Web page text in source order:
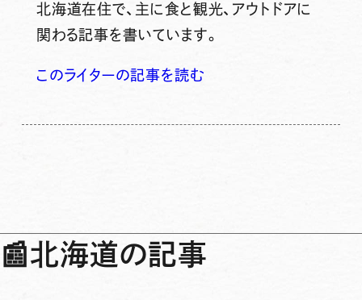
北海道在住で、主に食と観光、アウトドアに
関わる記事を書いています。
このライターの記事を読む
📰北海道の記事